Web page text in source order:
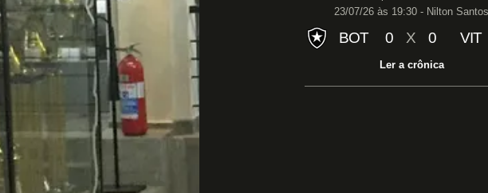
23/07/26 às 19:30 - Nilton Santos
BOT 0 X 0 VIT
Ler a crônica